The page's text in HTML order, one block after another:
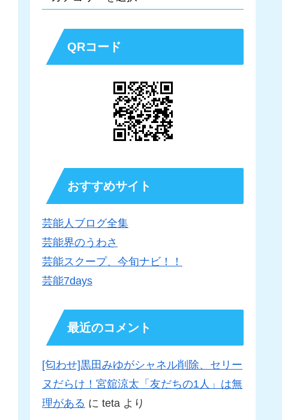
QRコード
おすすめサイト
芸能人ブログ全集
芸能界のうわさ
芸能スクープ、今旬ナビ！！
芸能7days
最近のコメント
[匂わせ]黒田みゆがシャネル削除、セリー
ヌだらけ！宮舘涼太「友だちの1人」は無
理がある に teta より